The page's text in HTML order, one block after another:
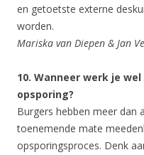
en getoetste externe
worden.
Mariska van Diepen & Jan
10. Wanneer werk je
opsporing?
Burgers hebben meer dan
toenemende mate
opsporingsproces. Denk